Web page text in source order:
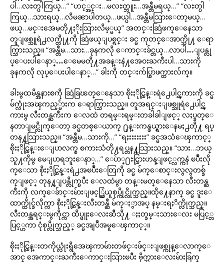
ပါ…လႊတ္ပါကြယ္…” “ဟင့္အင္း…မလႊတ္ဘူး…အန္တီမရယ္…” “လႊတ္ပါ
ကြယ္…သားရယ္…လိမၼာပါတယ္…ဖယ္ပါ…အန္တီမသြားေတာ့မယ္…
ဖယ္…မင္းအေမတို႔ႏိုးသြားလိမ့္မယ္” အတင္းဆြဲဖက္ေနေသာ
တူျဖစ္သူရဲ႕လက္တို႔ကို ဆြဲဖယ္ျပစ္ရင္း ခင္မ ကုတင္ေအာက္သို႔ ေရာ
က္သြားသည္။ “အန္တီမ…သား…ခုနကလို ေကာင္းခ်င္တယ္…လာပါ…ျပန္လု
ပ္ေပးပါေနာ္…ေမေမတို႔အခန္းနဲ႔အေဝးႀကီးပါ…သားကို
ခုနကလို လုပ္ေပးပါေနာ္…” ခါးကို တင္းက်ပ္စြာဖက္ထားလ်က္။
ခါးမွထမိန္အနားစကို ဆြဲခြၽတ္ေနေသာ စိုးႏိုင္ထြန္းရဲ႕ေပါင္ၾကားကို ခင္မ
မ်က္လုံးအၾကည့္မ်ားက ေရာက္သြားသည္။ တူအရင္းျဖစ္သူရဲ႕ေပါင္ၾ
ကားမွ လီးတန္ႀကီးက ေလထဲ တရမ္းရမ္းတခါခါျဖင့္ လႈပ္ခတ္ေ
နတာျမင္လိုက္ေတာ့ ခင္မတစ္ေယာက္ ႐ုန္းကန္ဖယ္ရွားေနမႈ႕တို႔ ရပ္
တန႔္သြားသည္။ “အန္တီမ…သားကို…” “ရႈးးးးးးး” ခင္မအသံေၾကာင့္
စိုးႏိုင္ထြန္းေျပာလက္စ စကားသံတို႔ရပ္တန႔္သြားသည္။ “သား…ဘယ္
သူ႔ကိုမွ မေျပာရဘူးေနာ္…” ေပ်ာ္႐ႊင္သြားဟန္ျဖင့္လက္ကနဲ ၿပဳံးလို
က္ေသာ စိုးႏိုင္ထြန္းရဲ႕အၿပဳံးေတြကို ခင္မ မ်က္ေစာင္းလွလွတစ္ခ်
က္ျဖင့္ တုန႔္ျပန္လိုက္ၿပီး ေလထဲမွာ တန္းမတ္ေနေသာ လီးတန္ႀ
ကီးကို လက္ေခ်ာင္းမ်ားျဖင့္ဆြဲယူစုပ္ကိုင္လိုက္သည္။ထို႔ေနာက္ ခင္မ ဒူးေ
ထာက္ထိုင္ခ်လိုက္ကာ စိုးႏိုင္ထြန္းလီးတန္ဆီ မ်က္ႏွာအပ္ နမ္းရႈိက္လိုက္သည္။
လီးတန္အရင္းမွကိုင္ကာ ထိပ္ဖူးေလးဆီသို႔ ႏႈတ္ခမ္းသားေလး မပြင့္တ
ပြင့္ဟကာ ငုံစုပ္လိုက္သည့္ ခင္မအျပဳအမူေၾကာင့္။
စိုးႏိုင္ထြန္းတကိုယ္လုံးရွိအေၾကာမ်ားတဖ်င္းဖ်င္းျဖစ္ကုန္ေလာက္ေ
အာင္ အေကာင္းႀကီးေကာင္းသြားၿပီး ဗိုက္သားေလးမ်ားခြက္